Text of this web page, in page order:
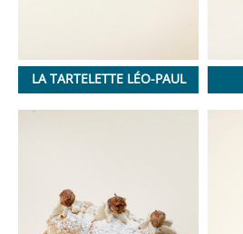
LA TARTELETTE LÉO-PAUL